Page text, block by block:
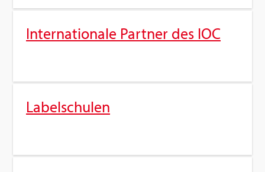
In­ter­na­tio­na­le Part­ner des IOC
La­bel­schu­len